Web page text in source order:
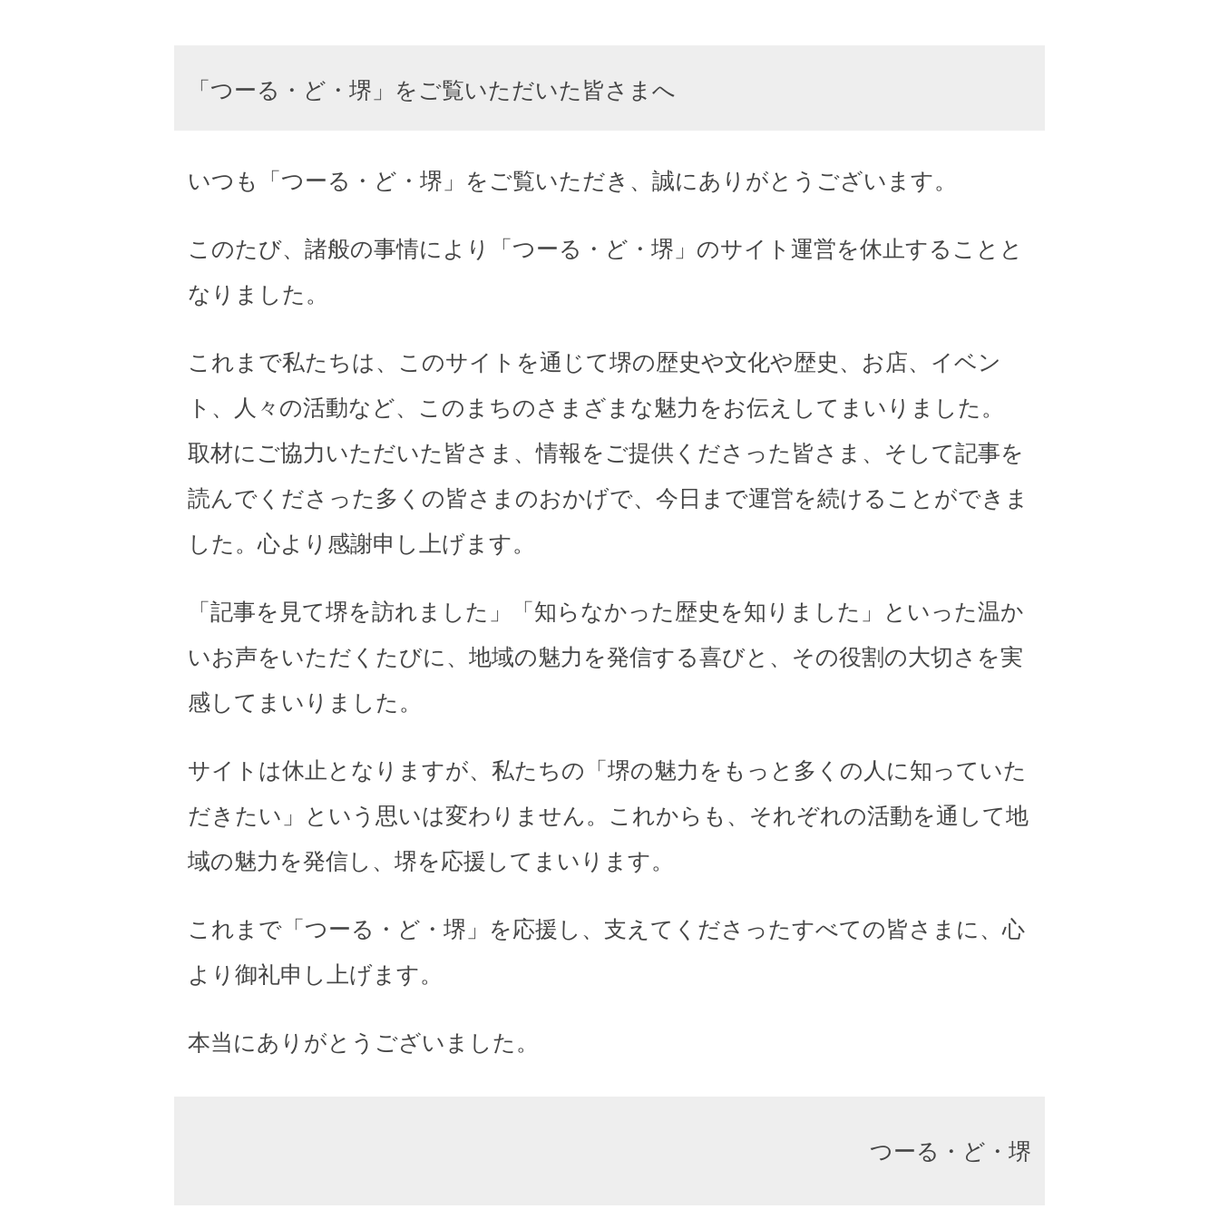
「つーる・ど・堺」をご覧いただいた皆さまへ
いつも「つーる・ど・堺」をご覧いただき、誠にありがとうございます。
このたび、諸般の事情により「つーる・ど・堺」のサイト運営を休止することと
なりました。
これまで私たちは、このサイトを通じて堺の歴史や文化や歴史、お店、イベン
ト、人々の活動など、このまちのさまざまな魅力をお伝えしてまいりました。
取材にご協力いただいた皆さま、情報をご提供くださった皆さま、そして記事を
読んでくださった多くの皆さまのおかげで、今日まで運営を続けることができま
した。心より感謝申し上げます。
「記事を見て堺を訪れました」「知らなかった歴史を知りました」といった温か
いお声をいただくたびに、地域の魅力を発信する喜びと、その役割の大切さを実
感してまいりました。
サイトは休止となりますが、私たちの「堺の魅力をもっと多くの人に知っていた
だきたい」という思いは変わりません。これからも、それぞれの活動を通して地
域の魅力を発信し、堺を応援してまいります。
これまで「つーる・ど・堺」を応援し、支えてくださったすべての皆さまに、心
より御礼申し上げます。
本当にありがとうございました。
つーる・ど・堺